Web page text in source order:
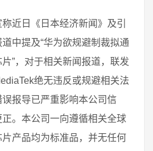
近日《日本经济新闻》及引
中提及“华为欲规避制裁拟通
”，对于相关新闻报道，联发
绝无违反或规避相关法
报导已严重影响本公司信
。本公司一向遵循相关全球
产品均为标准品，并无任何